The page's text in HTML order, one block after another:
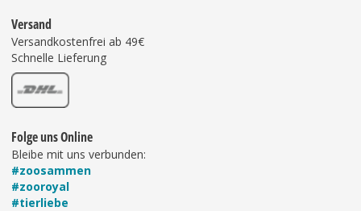
Versand
Versandkostenfrei ab 49€
Schnelle Lieferung
Folge uns Online
Bleibe mit uns verbunden:
#zoosammen
#zooroyal
#tierliebe